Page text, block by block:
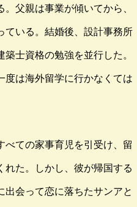
父親は事業が傾いてから、
ている。結婚後、設計事務所
士資格の勉強を並行した。
度は海外留学に行かなくては
べての家事育児を引受け、留
れた。しかし、彼が帰国する
出会って恋に落ちたサンアと